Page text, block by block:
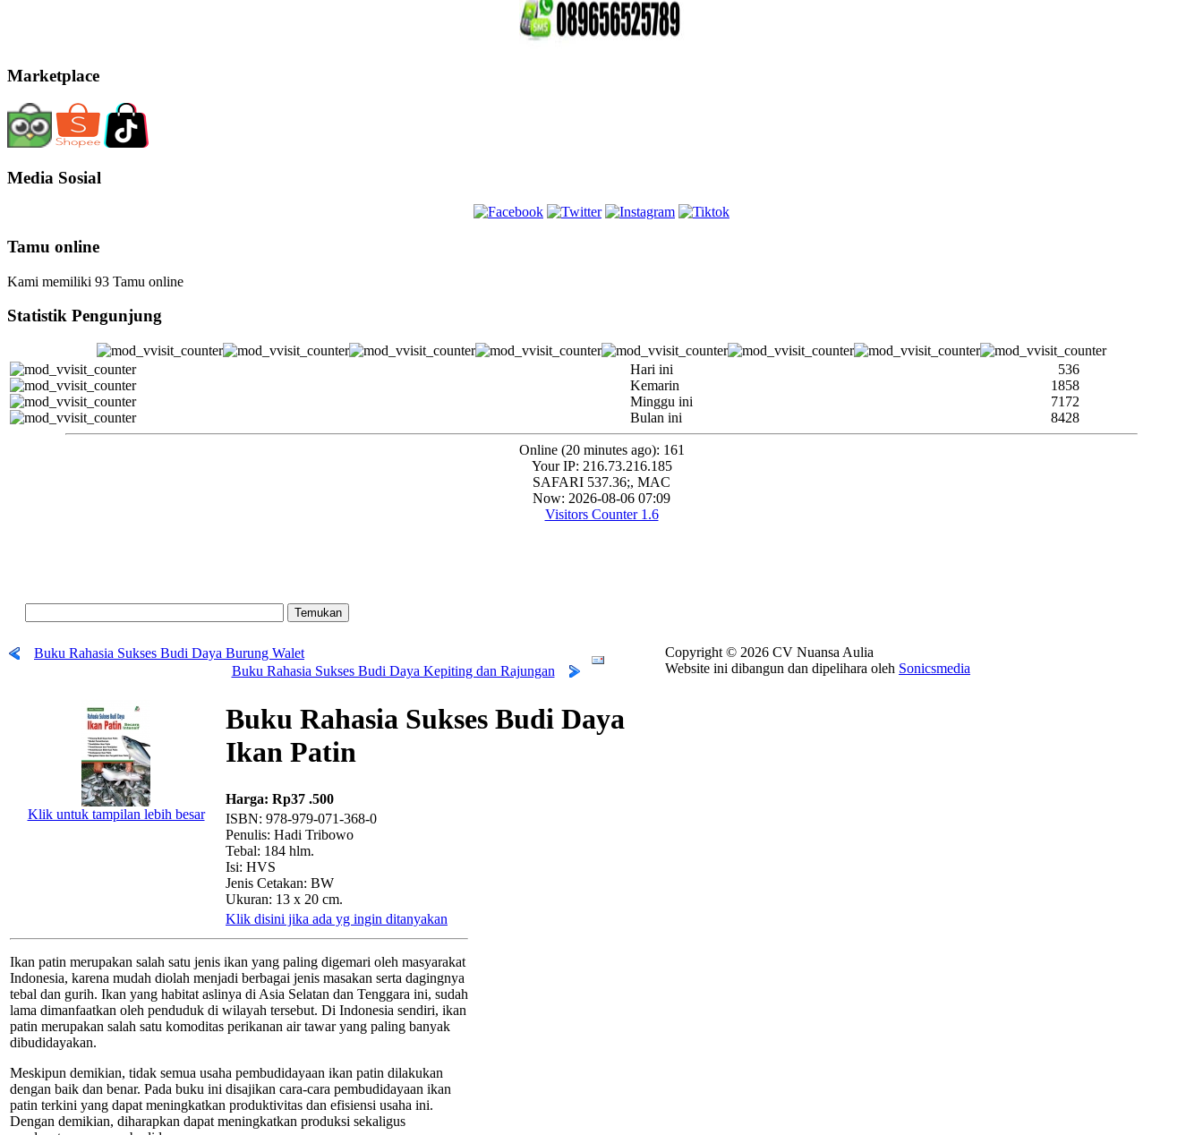
Marketplace
Media Sosial
Tamu online
Kami memiliki 93 Tamu online
Statistik Pengunjung
Hari ini
536
Kemarin
1858
Minggu ini
7172
Bulan ini
8428
Online (20 minutes ago): 161
Your IP: 216.73.216.185
SAFARI 537.36;, MAC
Now: 2026-08-06 07:09
Visitors Counter 1.6
Buku Rahasia Sukses Budi Daya Burung Walet
Buku Rahasia Sukses Budi Daya Kepiting dan Rajungan
Klik untuk tampilan lebih besar
Buku Rahasia Sukses Budi Daya
Ikan Patin
Harga: Rp37 .500
ISBN: 978-979-071-368-0
Penulis: Hadi Tribowo
Tebal: 184 hlm.
Isi: HVS
Jenis Cetakan: BW
Ukuran: 13 x 20 cm.
Klik disini jika ada yg ingin ditanyakan
Ikan patin merupakan salah satu jenis ikan yang paling digemari oleh masyarakat
Indonesia, karena mudah diolah menjadi berbagai jenis masakan serta dagingnya
tebal dan gurih. Ikan yang habitat aslinya di Asia Selatan dan Tenggara ini, sudah
lama dimanfaatkan oleh penduduk di wilayah tersebut. Di Indonesia sendiri, ikan
patin merupakan salah satu komoditas perikanan air tawar yang paling banyak
dibudidayakan.
Meskipun demikian, tidak semua usaha pembudidayaan ikan patin dilakukan
dengan baik dan benar. Pada buku ini disajikan cara-cara pembudidayaan ikan
patin terkini yang dapat meningkatkan produktivitas dan efisiensi usaha ini.
Dengan demikian, diharapkan dapat meningkatkan produksi sekaligus
Copyright © 2026 CV Nuansa Aulia
Website ini dibangun dan dipelihara oleh Sonicsmedia